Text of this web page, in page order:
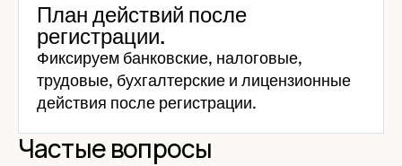
План действий после
регистрации.
Фиксируем банковские, налоговые,
трудовые, бухгалтерские и лицензионные
действия после регистрации.
Частые вопросы